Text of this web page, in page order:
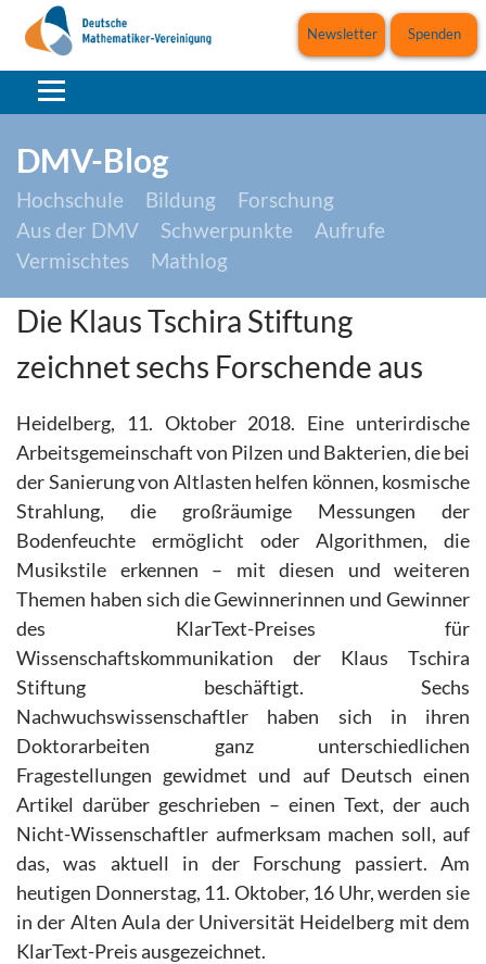
Spenden
Newsletter
DMV-Blog
Hochschule Bildung
Forschung
Aus der DMV
Schwerpunkte
Aufrufe
Vermischtes
Mathlog
Die Klaus Tschira Stiftung
zeichnet sechs Forschende aus
Heidelberg, 11. Oktober 2018. Eine unterirdische
Arbeitsgemeinschaft von Pilzen und Bakterien, die bei
der Sanierung von Altlasten helfen können, kosmische
Strahlung, die großräumige Messungen der
Bodenfeuchte ermöglicht oder Algorithmen, die
Musikstile erkennen – mit diesen und weiteren
Themen haben sich die Gewinnerinnen und Gewinner
des KlarText-Preises für
Wissenschaftskommunikation der Klaus Tschira
Stiftung beschäftigt. Sechs
Nachwuchswissenschaftler haben sich in ihren
Doktorarbeiten ganz unterschiedlichen
Fragestellungen gewidmet und auf Deutsch einen
Artikel darüber geschrieben – einen Text, der auch
Nicht-Wissenschaftler aufmerksam machen soll, auf
das, was aktuell in der Forschung passiert. Am
heutigen Donnerstag, 11. Oktober, 16 Uhr, werden sie
in der Alten Aula der Universität Heidelberg mit dem
KlarText-Preis ausgezeichnet.